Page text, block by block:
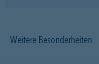
Weitere Besonderheiten